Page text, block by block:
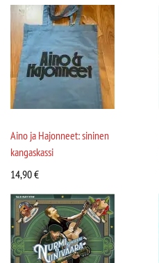
Aino ja Hajonneet: sininen
kangaskassi
14,90€